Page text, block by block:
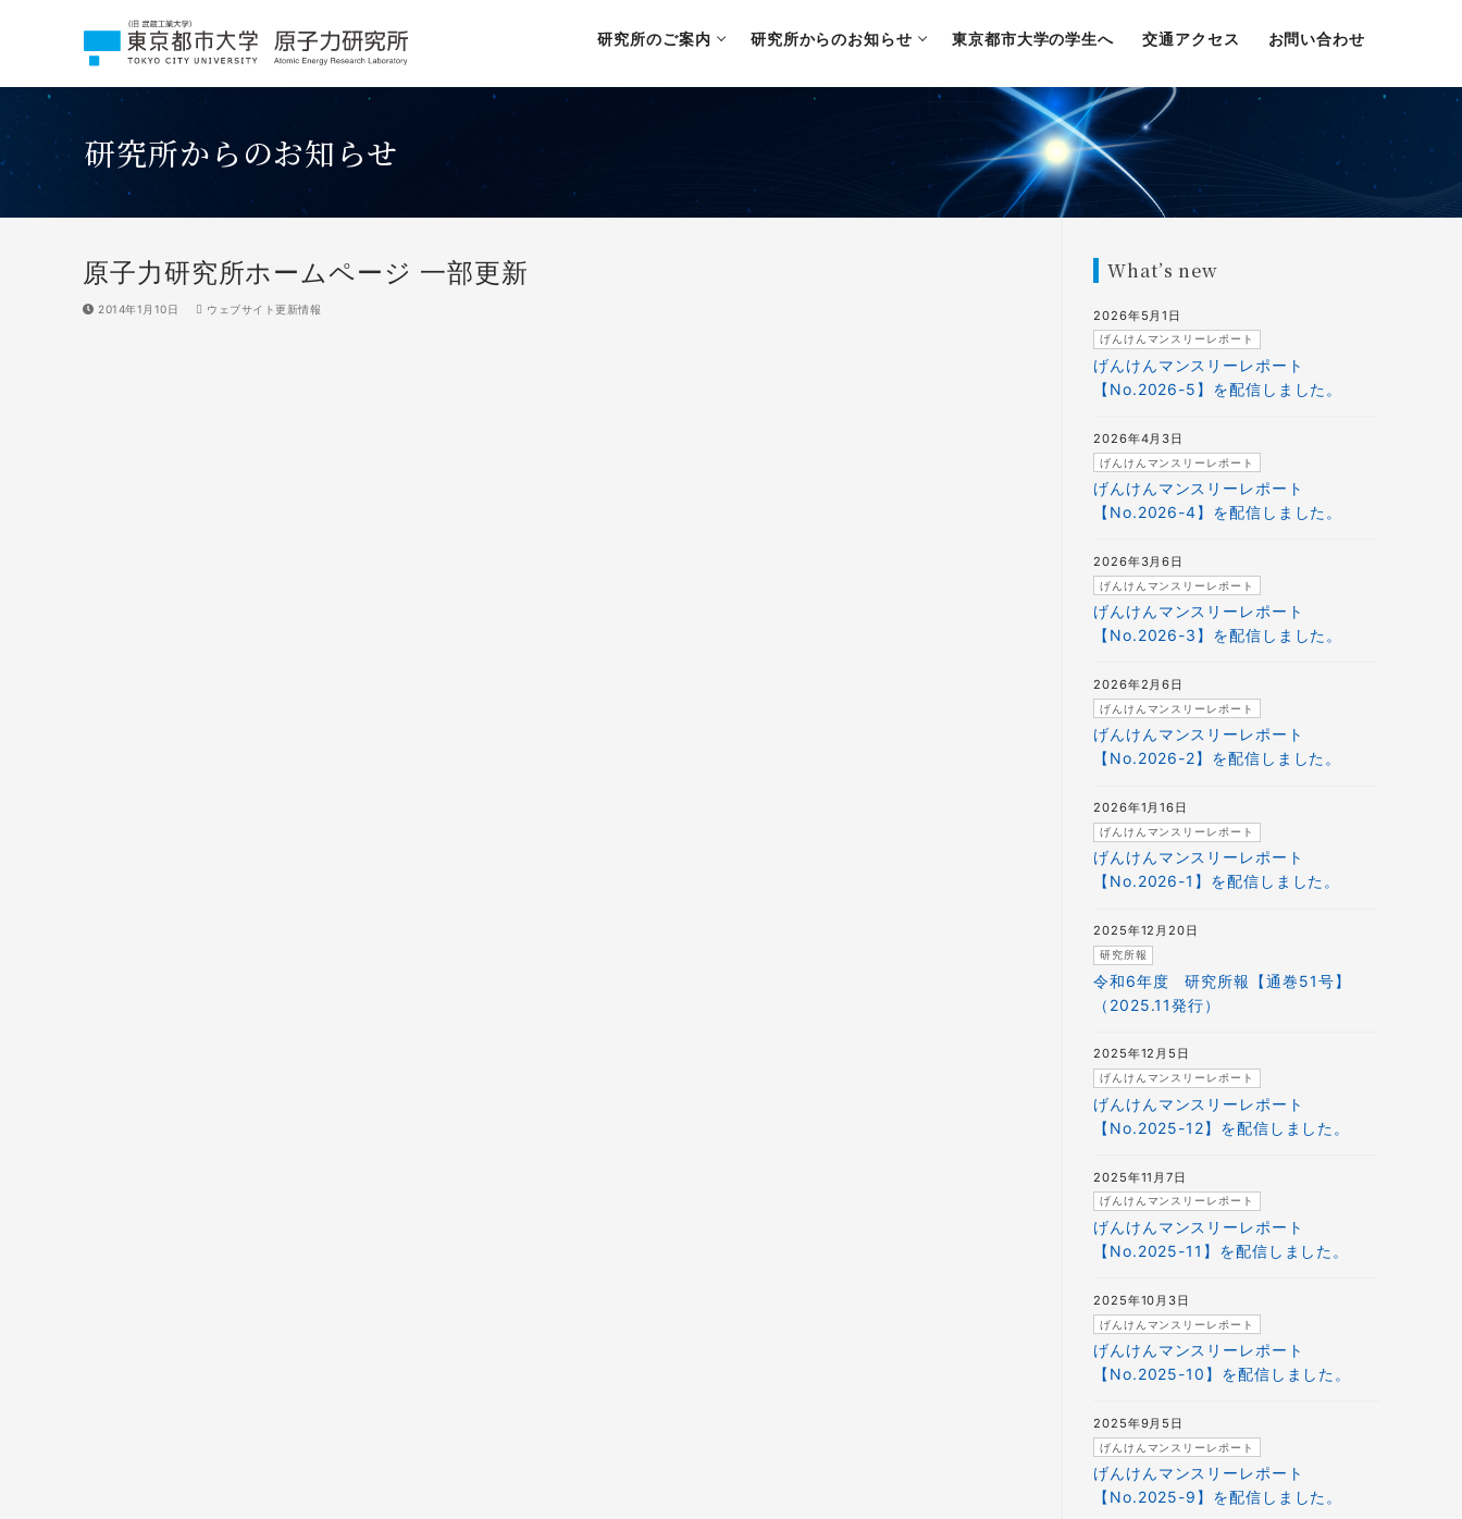
キ
研究所のご案内 研究所からのお知らせ 東京都市大学の学生へ 交通アクセス お問い合わせ
研究所からのお知らせ
原子力研究所ホームページ 一部更新
2014年1月10日 ウェブサイト更新情報
What’s new
げんけんマンスリーレポート
【No.2026-5】を配信しました。
げんけんマンスリーレポート
2026年5月1日
げんけんマンスリーレポート
【No.2026-4】を配信しました。
げんけんマンスリーレポート
2026年4月3日
げんけんマンスリーレポート
【No.2026-3】を配信しました。
げんけんマンスリーレポート
2026年3月6日
げんけんマンスリーレポート
【No.2026-2】を配信しました。
げんけんマンスリーレポート
2026年2月6日
げんけんマンスリーレポート
【No.2026-1】を配信しました。
げんけんマンスリーレポート
2026年1月16日
令和6年度 研究所報【通巻51号】
（2025.11発行）
研究所報
2025年12月20日
げんけんマンスリーレポート
【No.2025-12】を配信しました。
げんけんマンスリーレポート
2025年12月5日
げんけんマンスリーレポート
【No.2025-11】を配信しました。
げんけんマンスリーレポート
2025年11月7日
げんけんマンスリーレポート
【No.2025-10】を配信しました。
げんけんマンスリーレポート
2025年10月3日
げんけんマンスリーレポート
【No.2025-9】を配信しました。
げんけんマンスリーレポート
2025年9月5日